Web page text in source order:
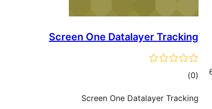
Screen One Datalayer Tracking
(0 דרוגים)
Screen One Datalayer Tracking